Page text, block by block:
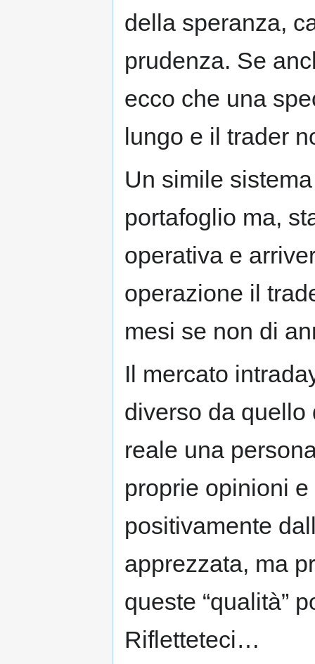
della speranza,
prudenza. Se
ecco che una
lungo e il trader
Un simile
portafoglio ma,
operativa e
operazione il
mesi se non di
Il mercato
diverso da
reale una
proprie opinioni
positivamente
apprezzata, ma
queste “qualità”
Rifletteteci…